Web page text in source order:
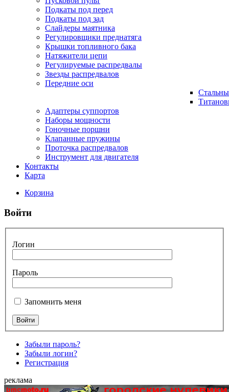
Подкаты под перед
Подкаты под зад
Слайдеры маятника
Регулировщики преднатяга
Крышки топливного бака
Натяжители цепи
Регулируемые распредвалы
Звезды распредвалов
Передние оси
Адаптеры суппортов
Наборы мощности
Гоночные поршни
Клапанные пружины
Проточка распредвалов
Инструмент для двигателя
Контакты
Карта
Корзина
Войти
Логин
Пароль
Запомнить меня
Забыли пароль?
Забыли логин?
Регистрация
реклама